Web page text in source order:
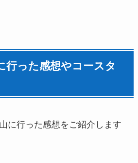
行った感想やコースタ
に行った感想をご紹介します